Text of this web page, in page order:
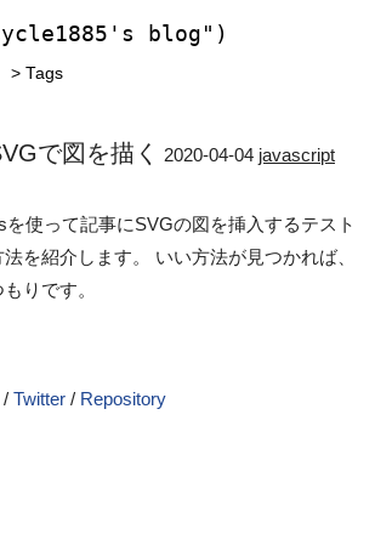
blog")
Tags
で図を描く 2020-04-04 javascript
を使って記事にSVGの図を挿入するテスト
を紹介します。 いい方法が見つかれば、
りです。
/ Twitter / Repository